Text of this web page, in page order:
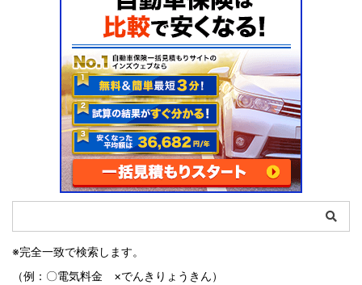
※完全一致で検索します。
（例：〇電気料金 ×でんきりょうきん）